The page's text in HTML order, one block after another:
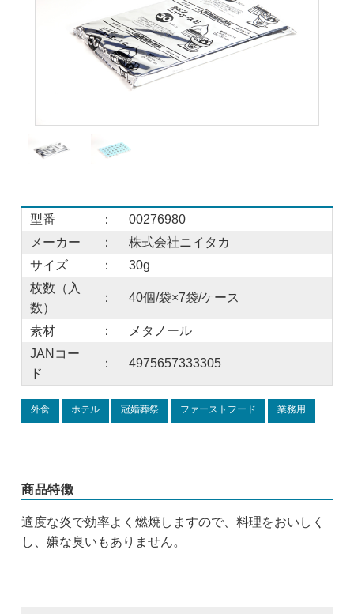
型番 ：
00276980
メーカー
：
株式会社ニイタカ
サイズ
：
30g
枚数（入
数）
： 40個/袋×7袋/ケース
素材 ：
メタノール
JANコー
ド
： 4975657333305
外食 ホテル 冠婚葬祭 ファーストフード 業務用
商品特徴
適度な炎で効率よく燃焼しますので、料理をおいしく
し、嫌な臭いもありません。